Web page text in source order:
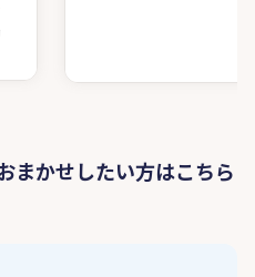
まかせしたい方はこちら